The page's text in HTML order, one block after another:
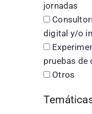
jornadas
digital y/o
pruebas de
Otros